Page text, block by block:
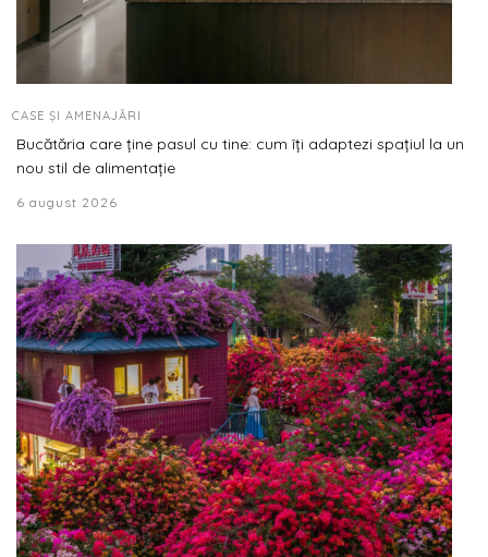
CASE ȘI AMENAJĂRI
Bucătăria care ține pasul cu tine: cum îți adaptezi spațiul la un
nou stil de alimentație
6 august 2026